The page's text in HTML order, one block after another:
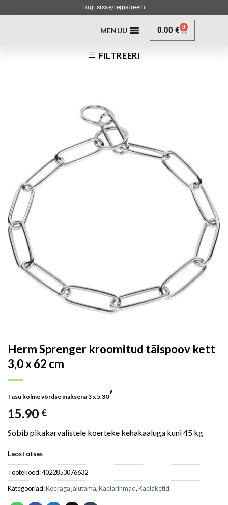
Logi sisse/registreeru
MENÜÜ 0.00€ 0
FILTREERI
Herm Sprenger kroomitud täispoov kett
3,0 x 62 cm
Tasu kolme võrdse maksena 3 x 5.30
€
15.90 €
Sobib pikakarvalistele koerteke kehakaaluga kuni 45 kg
Laost otsas
Tootekood:4022853076632
Kategooriad:Koeraga jalutama,Kaelarihmad,Kaelaketid